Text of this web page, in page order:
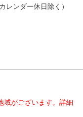
レンダー休日除く）
がございます。詳細